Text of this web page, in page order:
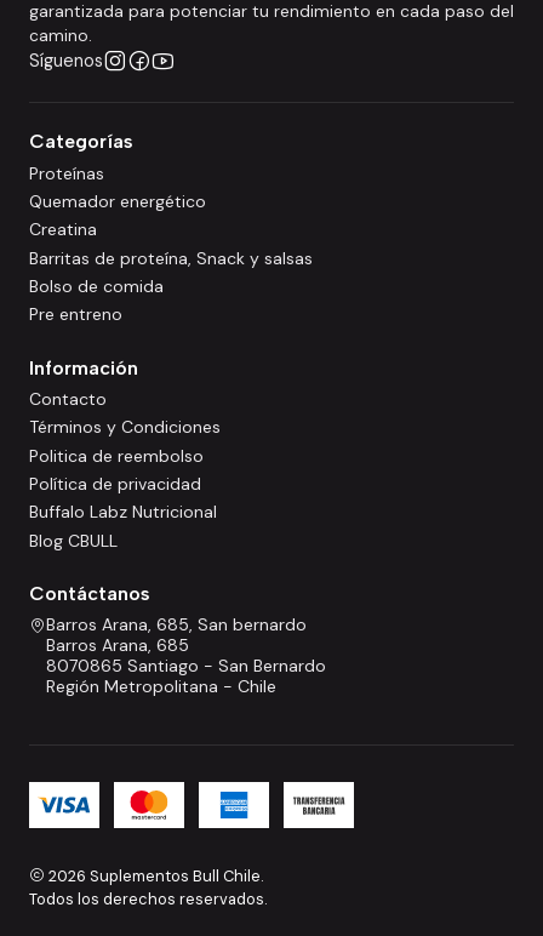
garantizada para potenciar tu rendimiento en cada paso del
camino.
Síguenos
Categorías
Proteínas
Quemador energético
Creatina
Barritas de proteína, Snack y salsas
Bolso de comida
Pre entreno
Información
Contacto
Términos y Condiciones
Politica de reembolso
Política de privacidad
Buffalo Labz Nutricional
Blog CBULL
Contáctanos
Barros Arana, 685, San bernardo
Barros Arana, 685
8070865 Santiago - San Bernardo
Región Metropolitana - Chile
2026 Suplementos Bull Chile.
Todos los derechos reservados.